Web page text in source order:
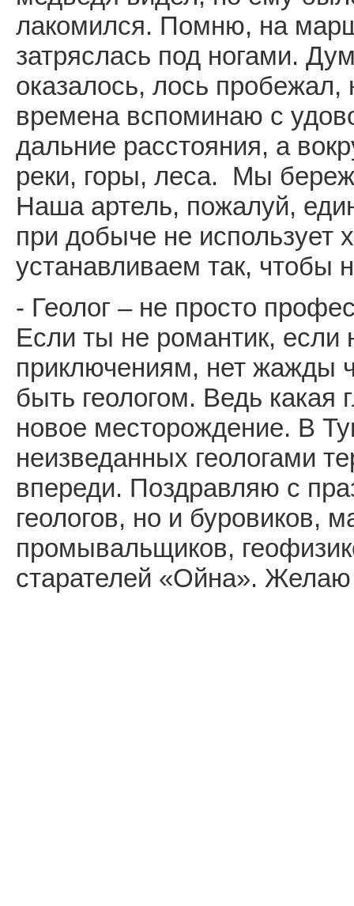
лакомился. Помню, на
затряслась под ногами.
оказалось, лось
времена вспоминаю с
дальние расстояния, а
реки, горы, леса. Мы
Наша артель, пожалуй,
при добыче не
устанавливаем так, чтобы
- Геолог – не просто
Если ты не романтик, если
приключениям, нет жажды
быть геологом. Ведь какая
новое месторождение. В
неизведанных геологами
впереди. Поздравляю с
геологов, но и буровиков,
промывальщиков,
старателей «Ойна».